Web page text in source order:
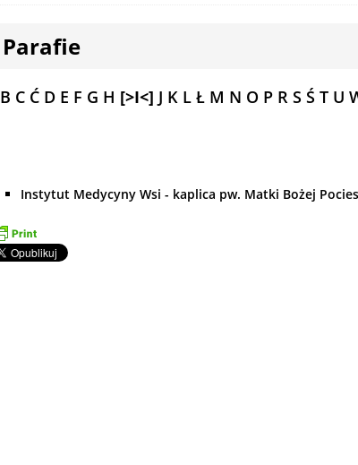
12
AKTUALNOŚCI
Parafie
B C Ć D E F G H [>I<] J K L Ł M N O P R S Ś T U
Instytut Medycyny Wsi - kaplica pw. Matki Bożej